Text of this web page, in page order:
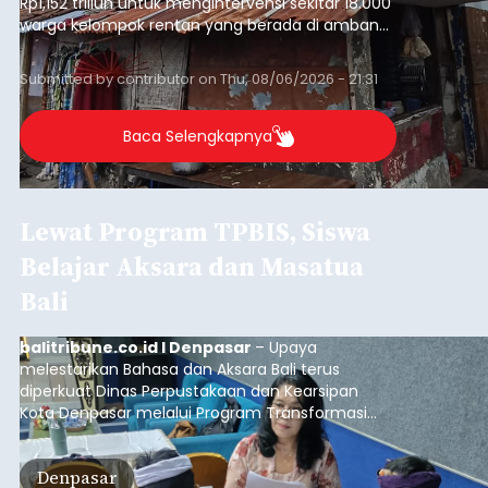
warga kelompok rentan yang berada di ambang
garis kemiskinan. Langkah strategis ini diambil
guna menjaga masyarakat yang berada pada
kelompok desil 5 dan 6 tersebut agar tidak
merosot ke kategori miskin.
Submitted bycontributoron Thu, 08/06/2026 - 21:31
Baca Selengkapnya
Lewat Program TPBIS, Siswa
Belajar Aksara dan Masatua
Bali
balitribune.co.id I Denpasar – Upaya
melestarikan Bahasa dan Aksara Bali terus
diperkuat Dinas Perpustakaan dan Kearsipan
Kota Denpasar melalui Program Transformasi
Perpustakaan Berbasis Inklusi Sosial (TPBIS).
Tahun ini, sebanyak 63 siswa kelas IV dan V SD
Negeri 17 Dangin Puri mendapat pelatihan
Denpasar